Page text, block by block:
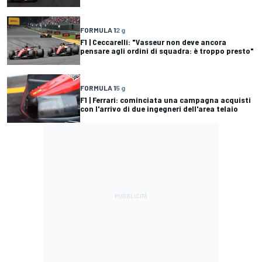
FORMULA 12 g
F1 | Ceccarelli: "Vasseur non deve ancora
pensare agli ordini di squadra: è troppo presto"
FORMULA 15 g
F1 | Ferrari: cominciata una campagna acquisti
con l'arrivo di due ingegneri dell'area telaio